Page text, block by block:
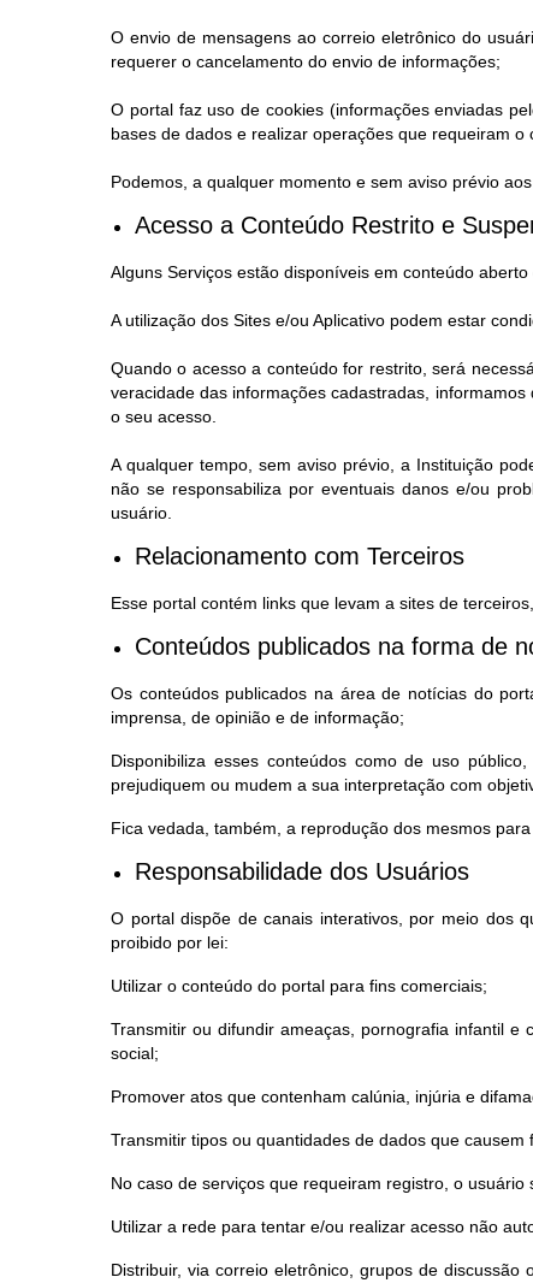
O envio de mensagens ao correio eletrônico do
requerer o cancelamento do envio de informações;
O portal faz uso de cookies (informações enviadas
bases de dados e realizar operações que requeiram
Podemos, a qualquer momento e sem aviso prévio
Acesso a Conteúdo Restrito e
Alguns Serviços estão disponíveis em conteúdo aberto
A utilização dos Sites e/ou Aplicativo podem estar
Quando o acesso a conteúdo for restrito, será
veracidade das informações cadastradas,
o seu acesso.
A qualquer tempo, sem aviso prévio, a Instituição
não se responsabiliza por eventuais danos e/ou
usuário.
Relacionamento com Terceiros
Esse portal contém links que levam a sites de
Conteúdos publicados na forma de
Os conteúdos publicados na área de notícias do
imprensa, de opinião e de informação;
Disponibiliza esses conteúdos como de uso
prejudiquem ou mudem a sua interpretação com
Fica vedada, também, a reprodução dos mesmos para
Responsabilidade dos Usuários
O portal dispõe de canais interativos, por meio dos
proibido por lei:
Utilizar o conteúdo do portal para fins comerciais;
Transmitir ou difundir ameaças, pornografia infantil e
social;
Promover atos que contenham calúnia, injúria e
Transmitir tipos ou quantidades de dados que
No caso de serviços que requeiram registro, o
Utilizar a rede para tentar e/ou realizar acesso não
Distribuir, via correio eletrônico, grupos de discussão